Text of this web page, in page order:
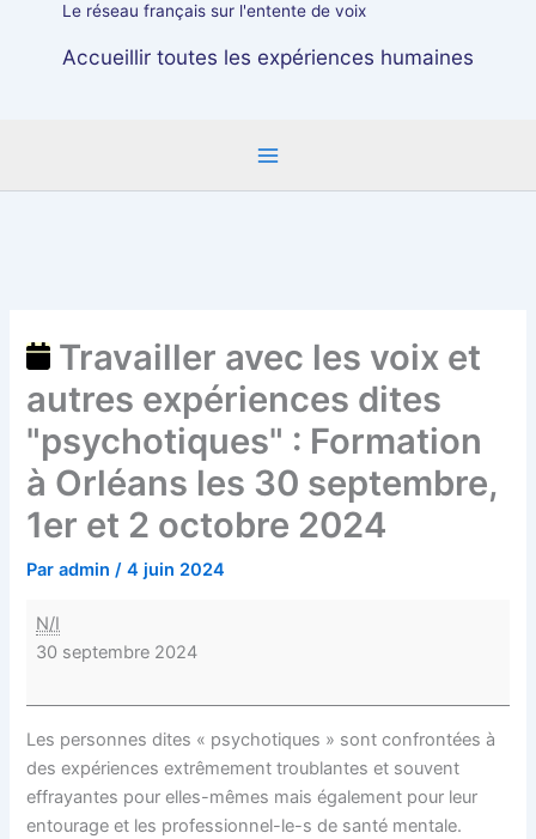
Le réseau français sur l'entente de voix
Accueillir toutes les expériences humaines
Travailler avec les voix et
autres expériences dites
"psychotiques" : Formation
à Orléans les 30 septembre,
1er et 2 octobre 2024
Paradmin/4 juin 2024
autres
Formation
1er
et
2
octobre
2024
N/I
30 septembre 2024
Les personnes dites « psychotiques » sont confrontées à
des expériences extrêmement troublantes et souvent
effrayantes pour elles-mêmes mais également pour leur
entourage et les professionnel-le-s de santé mentale.